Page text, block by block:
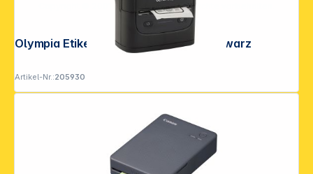
Olympia Etikettendrucker PM 220 schwarz
Artikel-Nr.:205930
Copyright © 2001 - 2026 DGH - Alle Rechte vorbehalten.